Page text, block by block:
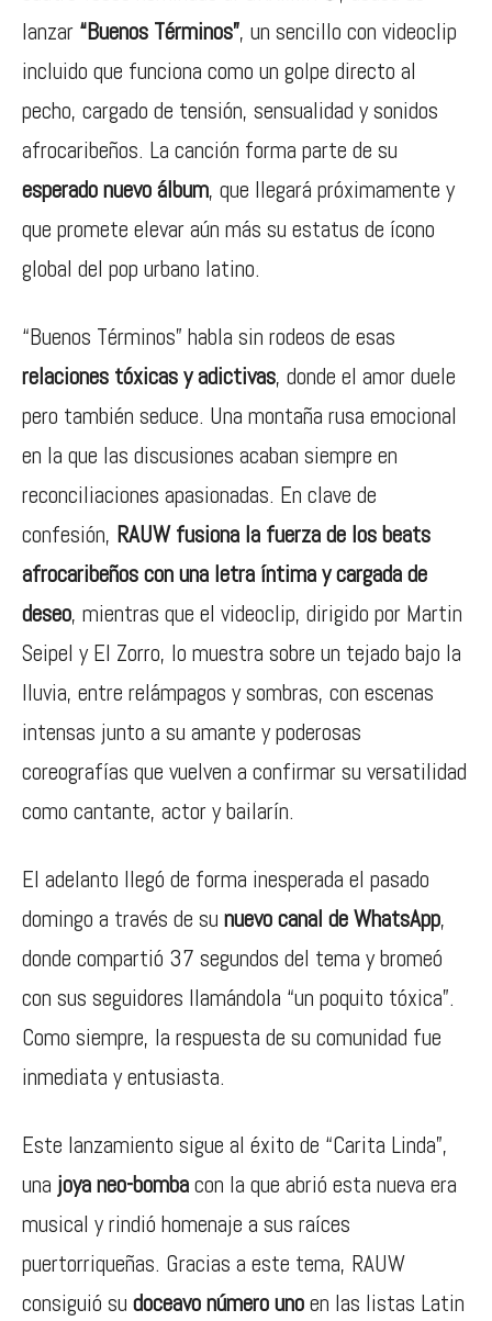
lanzar “Buenos Términos”, un sencillo con videoclip
incluido que funciona como un golpe directo al
pecho, cargado de tensión, sensualidad y sonidos
afrocaribeños. La canción forma parte de su
esperado nuevo álbum, que llegará próximamente y
que promete elevar aún más su estatus de ícono
global del pop urbano latino.
“Buenos Términos” habla sin rodeos de esas
relaciones tóxicas y adictivas, donde el amor duele
pero también seduce. Una montaña rusa emocional
en la que las discusiones acaban siempre en
reconciliaciones apasionadas. En clave de
confesión, RAUW fusiona la fuerza de los beats
afrocaribeños con una letra íntima y cargada de
deseo, mientras que el videoclip, dirigido por Martin
Seipel y El Zorro, lo muestra sobre un tejado bajo la
lluvia, entre relámpagos y sombras, con escenas
intensas junto a su amante y poderosas
coreografías que vuelven a confirmar su versatilidad
como cantante, actor y bailarín.
El adelanto llegó de forma inesperada el pasado
domingo a través de su nuevo canal de WhatsApp,
donde compartió 37 segundos del tema y bromeó
con sus seguidores llamándola “un poquito tóxica”.
Como siempre, la respuesta de su comunidad fue
inmediata y entusiasta.
Este lanzamiento sigue al éxito de “Carita Linda”,
una joya neo-bombacon la que abrió esta nueva era
musical y rindió homenaje a sus raíces
puertorriqueñas. Gracias a este tema, RAUW
consiguió su doceavo número unoen las listas Latin